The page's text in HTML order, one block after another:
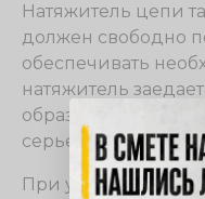
Натяжитель цепи
должен свободно
обеспечивать
натяжитель
образом, замените
серьезных
При установке